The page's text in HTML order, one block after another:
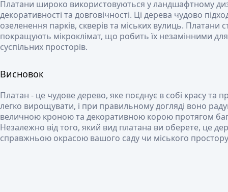
Платани широко використовуються у ландшафтному
декоративності та довговічності. Ці дерева чудово
озеленення парків, скверів та міських вулиць. Платани
покращують мікроклімат, що робить їх незамінними
суспільних просторів.
Висновок
Платан - це чудове дерево, яке поєднує в собі красу та
легко вирощувати, і при правильному догляді воно
величною кроною та декоративною корою протягом
Незалежно від того, який вид платана ви оберете, це
справжньою окрасою вашого саду чи міського